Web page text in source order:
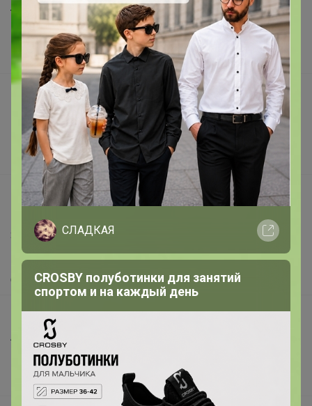
Торговые марки
Наша команда
В наличии
Подарочные сертификаты
Реклама на сайте
Поставщикам
Вакансии
support@24-ok.ru
Защита покупателя
Помощь
О нас
Все предложения
Анонсы
Новости
Поддержка альпак
СЛАДКАЯ
CROSBY полуботинки для занятий
спортом и на каждый день